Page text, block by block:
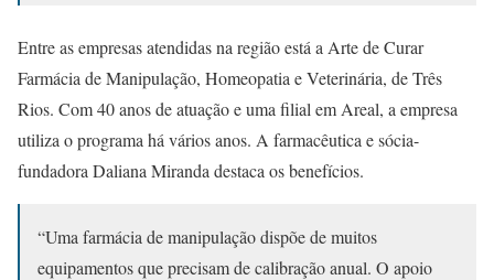
Entre as empresas atendidas na região está a Arte de Curar
Farmácia de Manipulação, Homeopatia e Veterinária, de Três
Rios. Com 40 anos de atuação e uma filial em Areal, a empresa
utiliza o programa há vários anos. A farmacêutica e sócia-
fundadora Daliana Miranda destaca os benefícios.
“Uma farmácia de manipulação dispõe de muitos
equipamentos que precisam de calibração anual. O apoio